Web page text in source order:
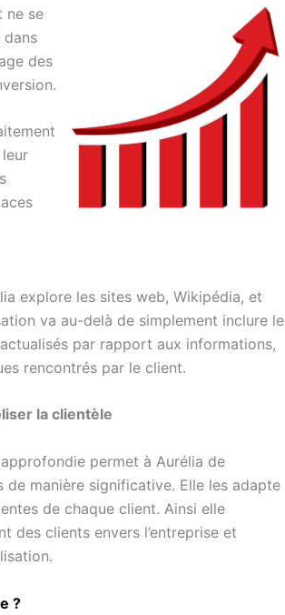
ne se
dans
des
explore les sites web, Wikipédia, et
va au-delà de simplement inclure le
par rapport aux informations,
rencontrés par le client.
la clientèle
permet à Aurélia de
de manière significative. Elle les adapte
de chaque client. Ainsi elle
des clients envers l’entreprise et
?